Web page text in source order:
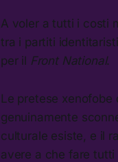
A voler a tutti i costi
tra i partiti
per il Front National.
Le pretese xenofobe
genuinamente
culturale esiste, e il
avere a che fare tutti